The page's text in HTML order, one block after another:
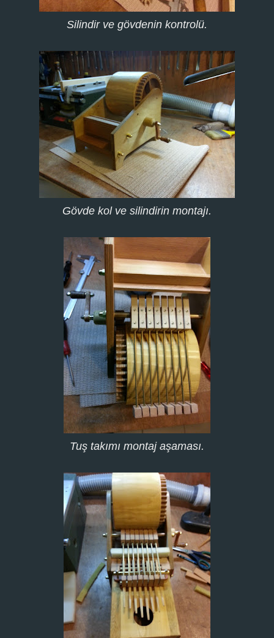
Silindir ve gövdenin kontrolü.
Gövde kol ve silindirin montajı.
Tuş takımı montaj aşaması.